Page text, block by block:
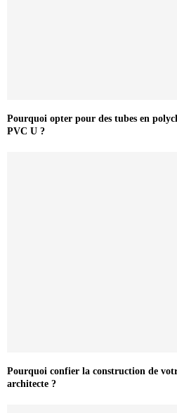
Pourquoi opter pour des tubes en
PVC U ?
Pourquoi confier la construction de
architecte ?